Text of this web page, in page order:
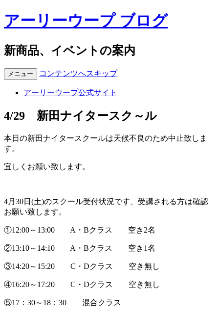
アーリーウープ ブログ
新商品、イベントの案内
メニュー コンテンツへスキップ
アーリーウープ公式サイト
4/29 新田ナイタースク～ル
本日の新田ナイタースクールは天候不良のため中止致しま
す。
宜しくお願い致します。
4月30日(土)のスクール受付状況です、受講される方は確認
お願い致します。
①12:00～13:00 A・Bクラス 空き2名
②13:10～14:10 A・Bクラス 空き1名
③14:20～15:20 C・Dクラス 空き無し
④16:20～17:20 C・Dクラス 空き無し
⑤17：30～18：30 混合クラス